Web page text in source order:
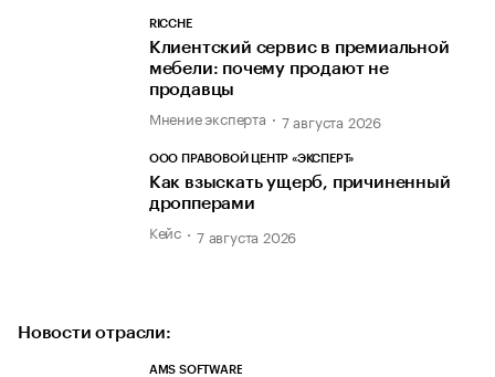
RICCHE
Клиентский сервис в премиальной
мебели: почему продают не
продавцы
Мнение эксперта 7 августа 2026
ООО ПРАВОВОЙ ЦЕНТР «ЭКСПЕРТ»
Как взыскать ущерб, причиненный
дропперами
Кейс 7 августа 2026
Новости отрасли:
AMS SOFTWARE